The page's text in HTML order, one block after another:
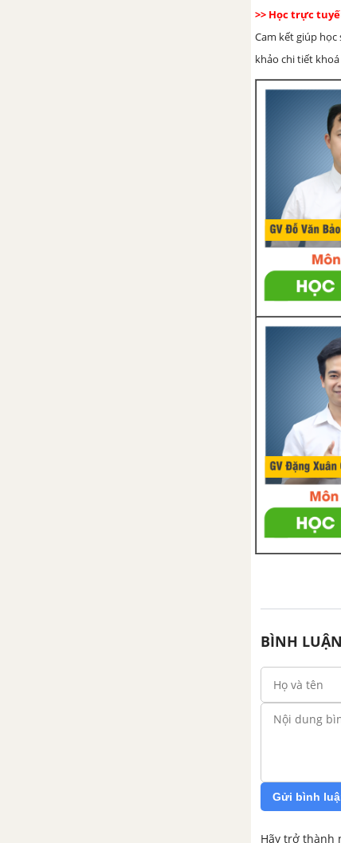
>> Học trực
Cam kết giúp
khảo chi tiết
BÌNH LUẬN
Gửi bình
Hãy trở thành